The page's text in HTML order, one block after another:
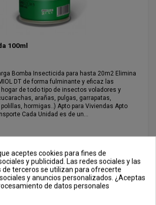
100ml
Bomba Insecticida para hasta 20m2 Elimina
DT de forma fulminante y eficaz las
de todo tipo de insectos voladores y
arañas, pulgas, garrapatas,
hormigas..) Apto para Viviendas Apto
Cada Unidad es de un...
aceptes cookies para fines de
y publicidad. Las redes sociales y las
de terceros se utilizan para ofrecerte
y anuncios personalizados. ¿Aceptas
de datos personales